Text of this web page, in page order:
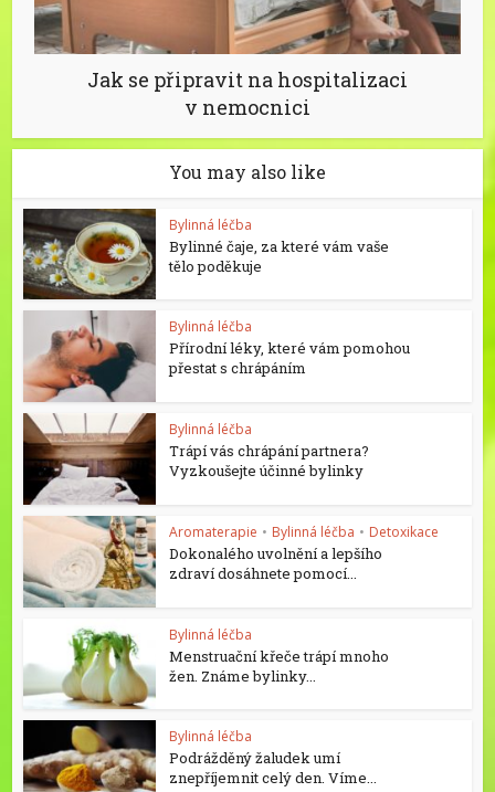
Jak se připravit na hospitalizaci
v nemocnici
You may also like
Bylinná léčba
Bylinné čaje, za které vám vaše
tělo poděkuje
Bylinná léčba
Přírodní léky, které vám pomohou
přestat s chrápáním
Bylinná léčba
Trápí vás chrápání partnera?
Vyzkoušejte účinné bylinky
Aromaterapie • Bylinná léčba • Detoxikace
Dokonalého uvolnění a lepšího
zdraví dosáhnete pomocí...
Bylinná léčba
Menstruační křeče trápí mnoho
žen. Známe bylinky...
Bylinná léčba
Podrážděný žaludek umí
znepříjemnit celý den. Víme...